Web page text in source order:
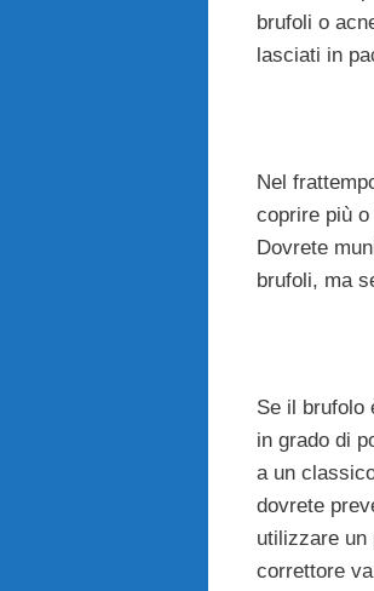
brufoli o
lasciati in
Nel
coprire più o
Dovrete
brufoli, ma
Se il brufolo
in grado di
a un
dovrete
utilizzare un
correttore